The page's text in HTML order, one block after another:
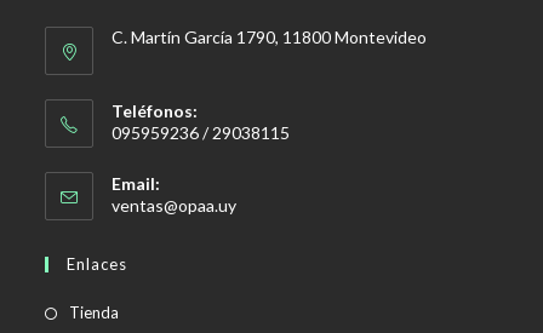
C. Martín García 1790, 11800 Montevideo
Teléfonos:
095959236 / 29038115
Email:
ventas@opaa.uySe
Enlaces
Tienda